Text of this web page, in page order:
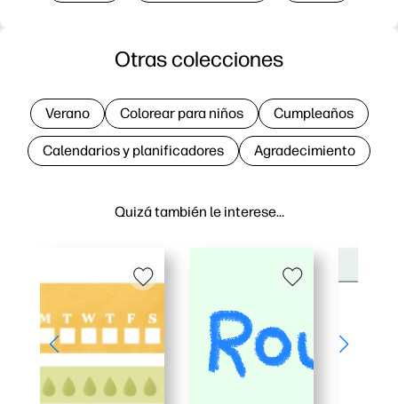
Quizá también le interese…
Otras colecciones
Verano Colorear para niños Cumpleaños
Calendarios y planificadores Agradecimiento